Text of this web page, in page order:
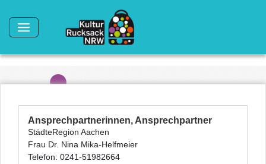
Ansprechpartnerinnen, Ansprechpartner
StädteRegion Aachen
Frau Dr. Nina Mika-Helfmeier
Telefon: 0241-51982664